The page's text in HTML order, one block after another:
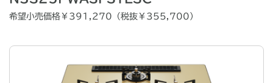
希望小売価格￥391,270（税抜￥355,700）